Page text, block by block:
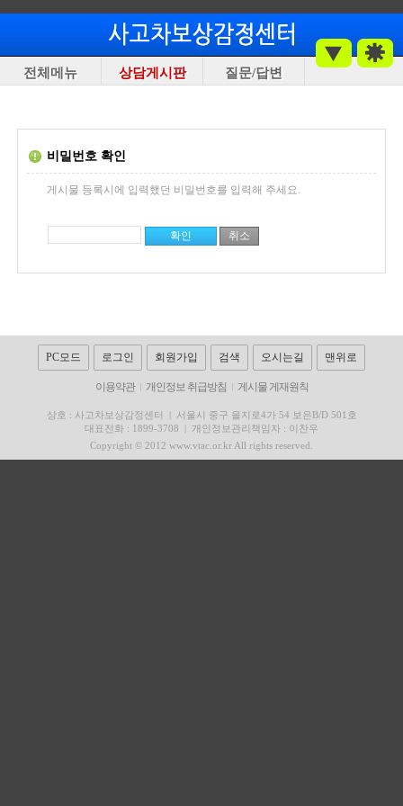
전체메뉴 상담게시판 질문/답변
비밀번호 확인
게시물 등록시에 입력했던 비밀번호를 입력해 주세요.
PC모드 로그인 회원가입 검색 오시는길 맨위로
이용약관 개인정보 취급방침 게시물 게재원칙
상호 : 사고차보상감정센터 |서울시 중구 을지로4가 54 보은B/D 501호
대표전화 : 1899-3708 | 개인정보관리책임자 : 이찬우
Copyright © 2012 www.vtac.or.kr All rights reserved.